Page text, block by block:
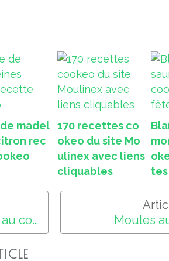
madel
rec
170 recettes co
okeo du site Mo
ulinex avec liens
cliquables
Gaspacho concombre au cookeo Moules